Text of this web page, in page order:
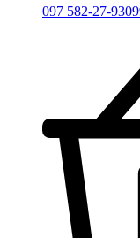
097 582-27-93